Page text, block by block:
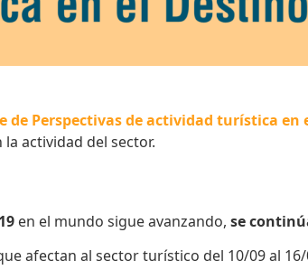
de Perspectivas de actividad turística en
la actividad del sector.
en el mundo sigue avanzando, se
afectan al sector turístico del 10/09 al 16/